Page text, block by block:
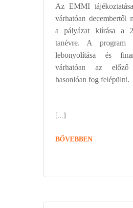
Az EMMI
várhatóan decembertől
a pályázat kiírása a
tanévre. A program
lebonyolítása és
várhatóan az előző
hasonlóan fog felépülni.
[...]
BŐVEBBEN